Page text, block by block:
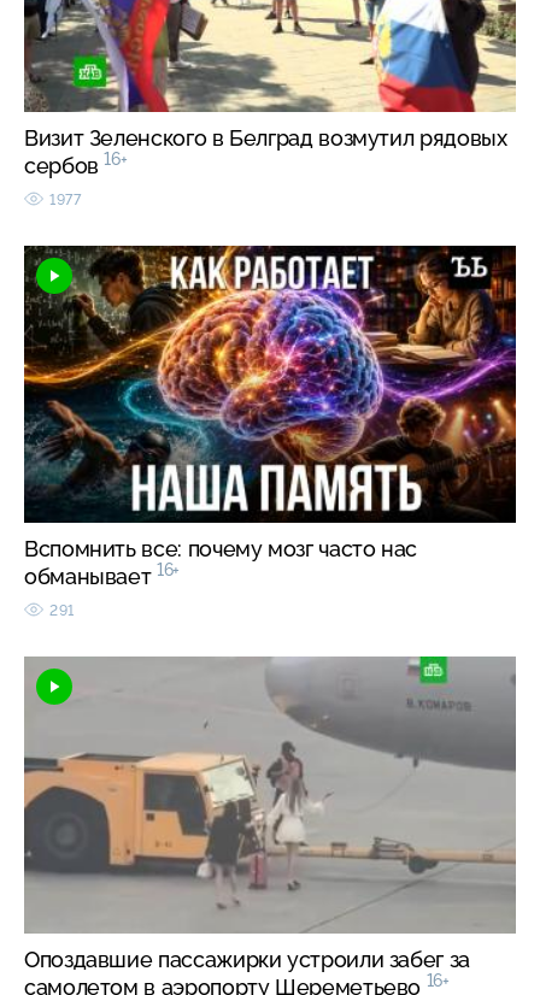
Визит Зеленского в Белград возмутил рядовых
сербов 16+
1977
Вспомнить все: почему мозг часто нас
обманывает 16+
291
Опоздавшие пассажирки устроили забег за
самолетом в аэропорту Шереметьево 16+